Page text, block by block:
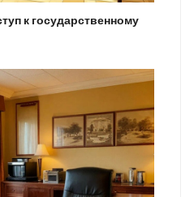
к государственному